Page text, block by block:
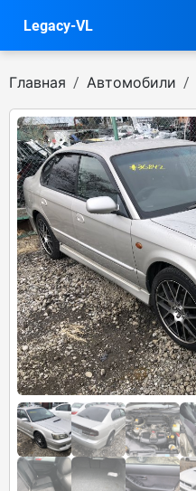
Legacy-VL
Главная Автомобили